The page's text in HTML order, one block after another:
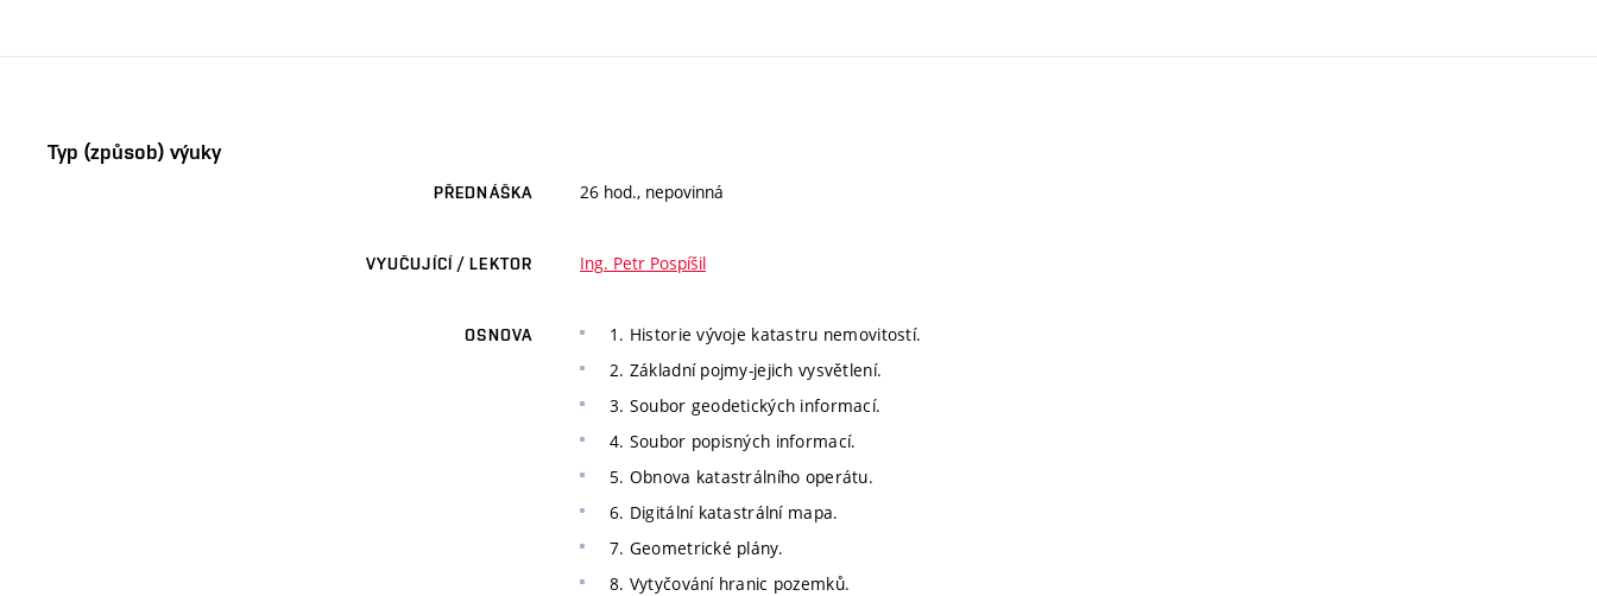
Typ (způsob) výuky
PŘEDNÁŠKA 26 hod., nepovinná
VYUČUJÍCÍ / LEKTOR Ing. Petr Pospíšil
OSNOVA
1. Historie vývoje katastru nemovitostí.
2. Základní pojmy-jejich vysvětlení.
3. Soubor geodetických informací.
4. Soubor popisných informací.
5. Obnova katastrálního operátu.
6. Digitální katastrální mapa.
7. Geometrické plány.
8. Vytyčování hranic pozemků.